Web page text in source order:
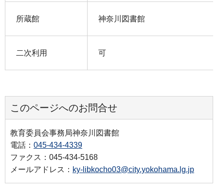
所蔵館 神奈川図書館
二次利用 可
このページへのお問合せ
教育委員会事務局神奈川図書館
電話： 045-434-4339
ファクス：045-434-5168
メールアドレス： ky-libkocho03@city.yokohama.lg.jp